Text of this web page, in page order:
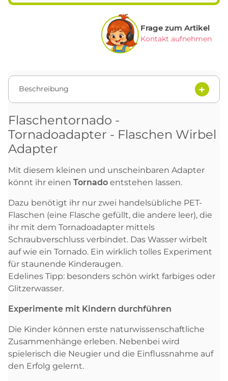
Frage zum Artikel
Kontakt aufnehmen
Beschreibung
Flaschentornado -
Tornadoadapter - Flaschen Wirbel
Adapter
Mit diesem kleinen und unscheinbaren Adapter
könnt ihr einen Tornado entstehen lassen.
Dazu benötigt ihr nur zwei handelsübliche PET-
Flaschen (eine Flasche gefüllt, die andere leer), die
ihr mit dem Tornadoadapter mittels
Schraubverschluss verbindet. Das Wasser wirbelt
auf wie ein Tornado. Ein wirklich tolles Experiment
für staunende Kinderaugen.
Edelines Tipp: besonders schön wirkt farbiges oder
Glitzerwasser.
Experimente mit Kindern durchführen
Die Kinder können erste naturwissenschaftliche
Zusammenhänge erleben. Nebenbei wird
spielerisch die Neugier und die Einflussnahme auf
den Erfolg gelernt.